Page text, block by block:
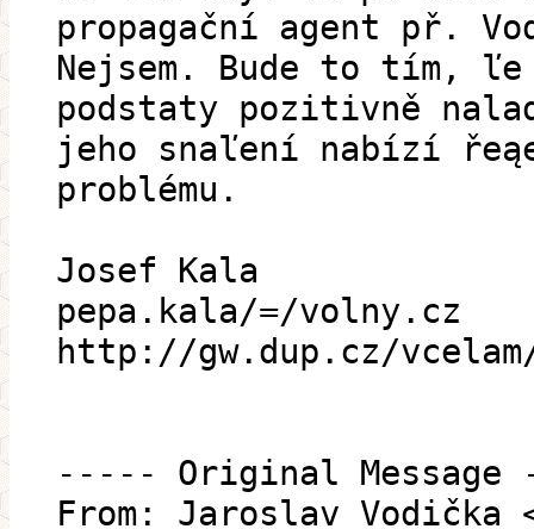
propagační agent př.
Nejsem. Bude to tím,
podstaty pozitivně
jeho snaľení nabízí
problému.
Josef Kala
pepa.kala/=/volny.cz
http://gw.dup.cz/
----- Original
From: Jaroslav